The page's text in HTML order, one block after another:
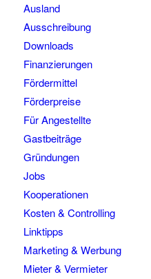
Ausland
Ausschreibung
Downloads
Finanzierungen
Fördermittel
Förderpreise
Für Angestellte
Gastbeiträge
Gründungen
Jobs
Kooperationen
Kosten & Controlling
Linktipps
Marketing & Werbung
Mieter & Vermieter